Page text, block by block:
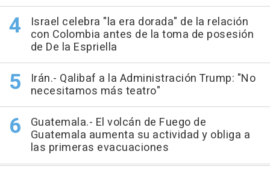
Israel celebra "la era dorada" de la relación
con Colombia antes de la toma de posesión
de De la Espriella
Irán.- Qalibaf a la Administración Trump: "No
necesitamos más teatro"
Guatemala.- El volcán de Fuego de
Guatemala aumenta su actividad y obliga a
las primeras evacuaciones